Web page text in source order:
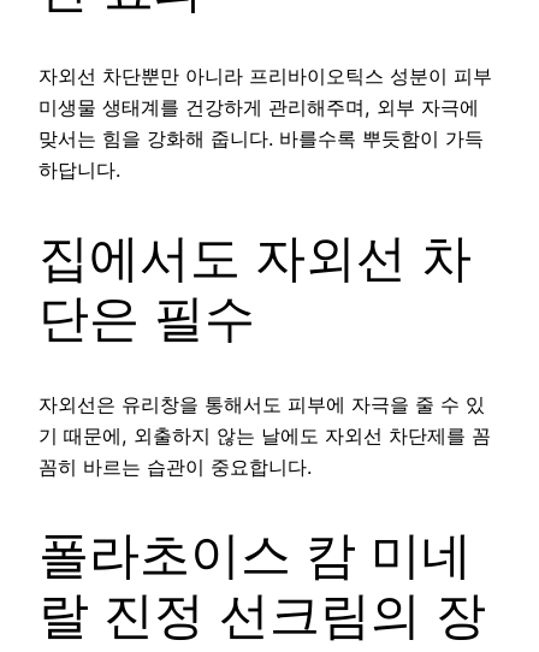
자외선 차단뿐만 아니라 프리바이오틱스 성분이 피부
미생물 생태계를 건강하게 관리해주며, 외부 자극에
맞서는 힘을 강화해 줍니다. 바를수록 뿌듯함이 가득
하답니다.
집에서도 자외선 차
단은 필수
자외선은 유리창을 통해서도 피부에 자극을 줄 수 있
기 때문에, 외출하지 않는 날에도 자외선 차단제를 꼼
꼼히 바르는 습관이 중요합니다.
폴라초이스 캄 미네
랄 진정 선크림의 장